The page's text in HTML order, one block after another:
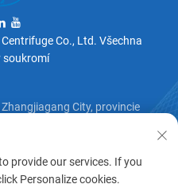
Co., Ltd. Všechna
soukromí
City, provincie
provide our services. If you
Personalize cookies.